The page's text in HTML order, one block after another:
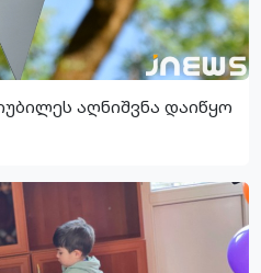
აღნიშვნა დაიწყო